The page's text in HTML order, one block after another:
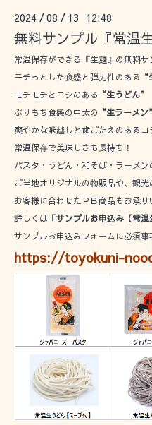
2024 /08 / 13 12:48
無料サンプル『常温
常温保存ができる『生麺』の無料サ
モチっとした食感と弾力性のある “
モチモチとコシのある “生うどん”
ぷりもち食感の中太の “生ラーメン”
爽やかな喉越しと歯ごたえのあるコ
常温保存で美味しさも長持ち！
パスタ・うどん・和そば・ラーメン
ご当地オリジナルの物販品や、観光
お客様に合わせたＰＢ商品もお承り
詳しくは 「サンプルお申込み【常温
サンプルお申込みフォームに必須事
https://toyokuni-